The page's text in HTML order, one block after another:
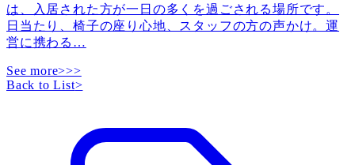
は、入居された方が一日の多くを過ごされる場所です。
日当たり、椅子の座り心地、スタッフの方の声かけ。運
営に携わる …
See more>>>
Back to List>